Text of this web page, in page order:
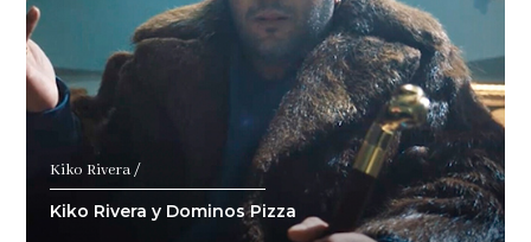
Kiko Rivera /
Kiko Rivera y Dominos Pizza